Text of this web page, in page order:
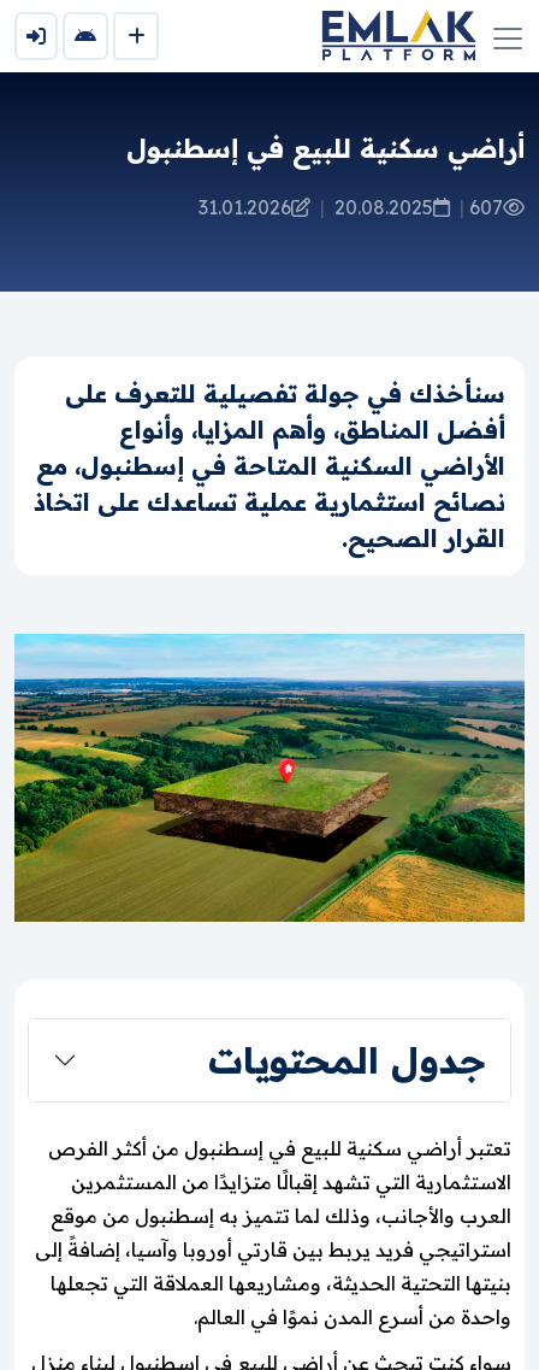
أراضي سكنية للبيع في إسطنبول
607
|
20.08.2025
|
31.01.2026
سنأخذك في جولة تفصيلية للتعرف على
أفضل المناطق، وأهم المزايا، وأنواع
الأراضي السكنية المتاحة في إسطنبول، مع
نصائح استثمارية عملية تساعدك على اتخاذ
القرار الصحيح.
جدول المحتويات
تعتبر أراضي سكنية للبيع في إسطنبول من أكثر الفرص
الاستثمارية التي تشهد إقبالًا متزايدًا من المستثمرين
العرب والأجانب، وذلك لما تتميز به إسطنبول من موقع
استراتيجي فريد يربط بين قارتي أوروبا وآسيا، إضافةً إلى
بنيتها التحتية الحديثة، ومشاريعها العملاقة التي تجعلها
واحدة من أسرع المدن نموًا في العالم.
سواء كنت تبحث عن أراضي للبيع في إسطنبول لبناء منزل